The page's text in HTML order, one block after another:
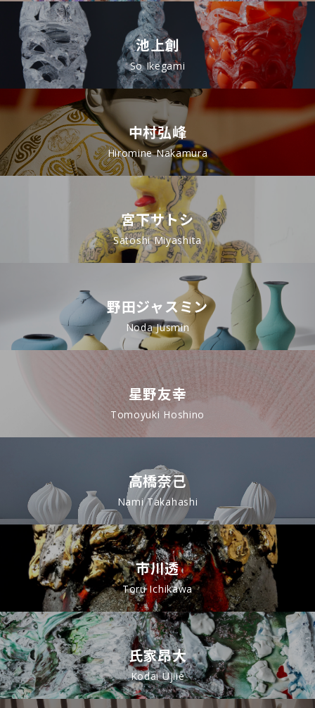
池上創
So Ikegami
中村弘峰
Hiromine Nakamura
宮下サトシ
Satoshi Miyashita
野田ジャスミン
Noda Jusmin
星野友幸
Tomoyuki Hoshino
高橋奈己
Nami Takahashi
市川透
Toru Ichikawa
氏家昂大
Kodai Ujiie